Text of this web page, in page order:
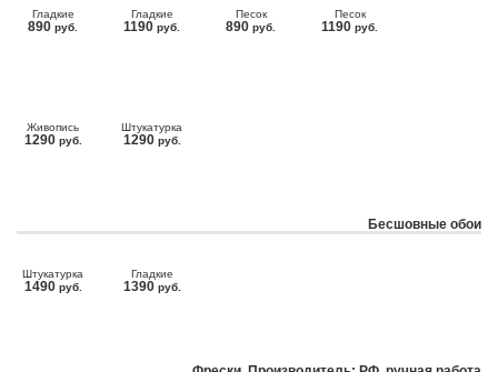
Гладкие
890 руб.
Гладкие
1190 руб.
Песок
890 руб.
Песок
1190 руб.
Живопись
1290 руб.
Штукатурка
1290 руб.
Бесшовные обои
Штукатурка
1490 руб.
Гладкие
1390 руб.